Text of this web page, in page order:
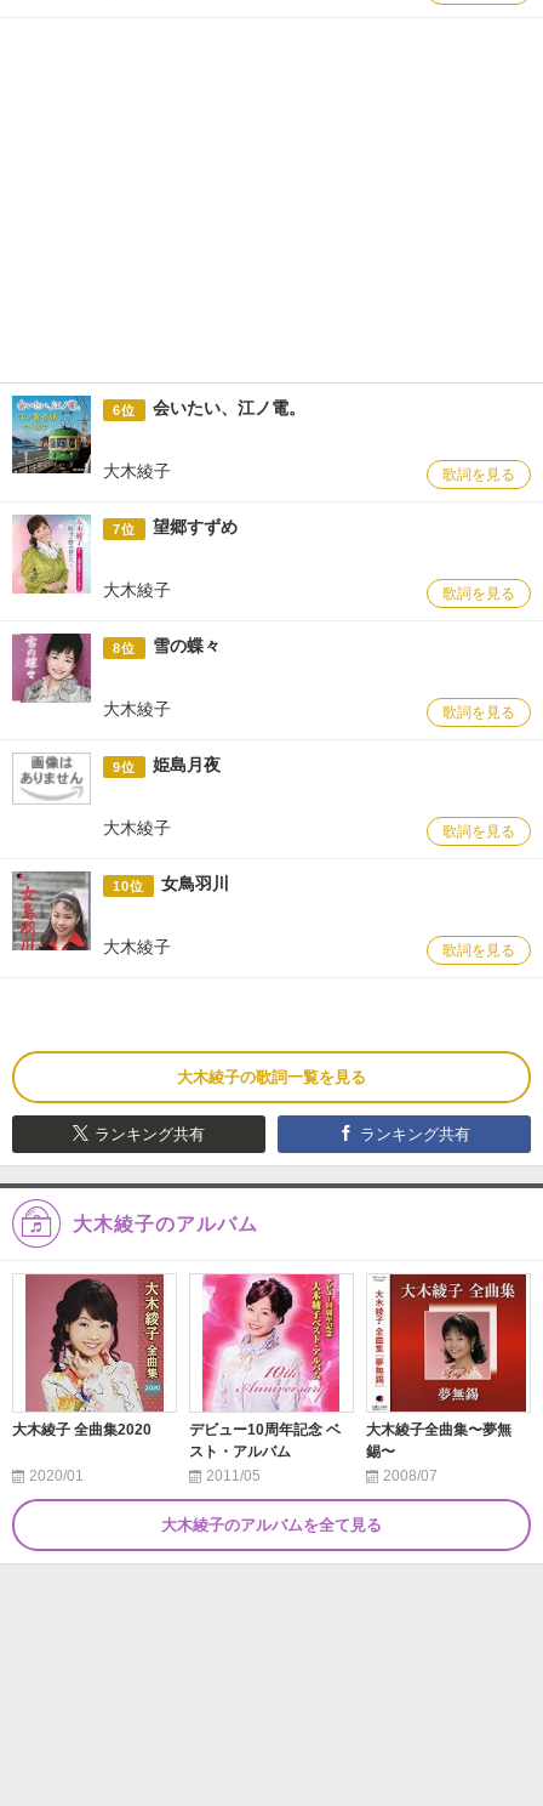
6位 会いたい、江ノ電。
大木綾子 歌詞を見る
7位 望郷すずめ
大木綾子 歌詞を見る
8位 雪の蝶々
大木綾子 歌詞を見る
9位 姫島月夜
大木綾子 歌詞を見る
10位 女鳥羽川
大木綾子 歌詞を見る
大木綾子の歌詞一覧を見る
ランキング共有 ランキング共有
大木綾子のアルバム
大木綾子 全曲集2020
2020/01
デビュー10周年記念 ベ
スト・アルバム
2011/05
大木綾子全曲集〜夢無
錫〜
2008/07
大木綾子のアルバムを全て見る